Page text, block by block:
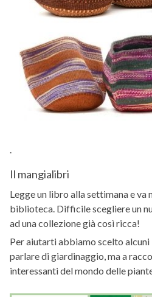
Il mangialibri
Legge un libro alla settimana e
biblioteca. Difficile scegliere un
ad una collezione già così ricca!
Per aiutarti abbiamo scelto
parlare di giardinaggio, ma a
interessanti del mondo delle